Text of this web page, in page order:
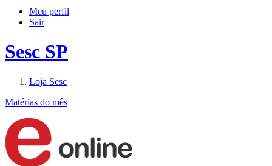
Meu perfil
Sair
Sesc SP
Loja Sesc
Matérias do mês